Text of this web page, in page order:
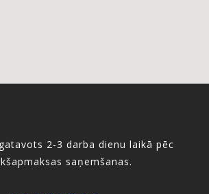
2-3 darba dienu laikā pēc
saņemšanas.